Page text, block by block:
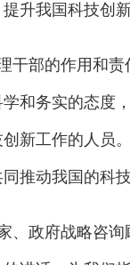
升我国科技创
干部的作用和
和务实的态度
新工作的人员
推动我国的科
、政府战略咨